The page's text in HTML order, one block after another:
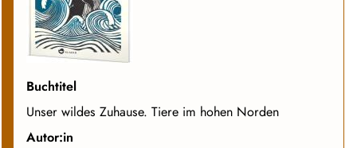
Buchtitel
Unser wildes Zuhause. Tiere im hohen Norden
Autor:in